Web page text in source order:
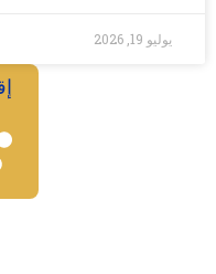
يوليو 19, 2026